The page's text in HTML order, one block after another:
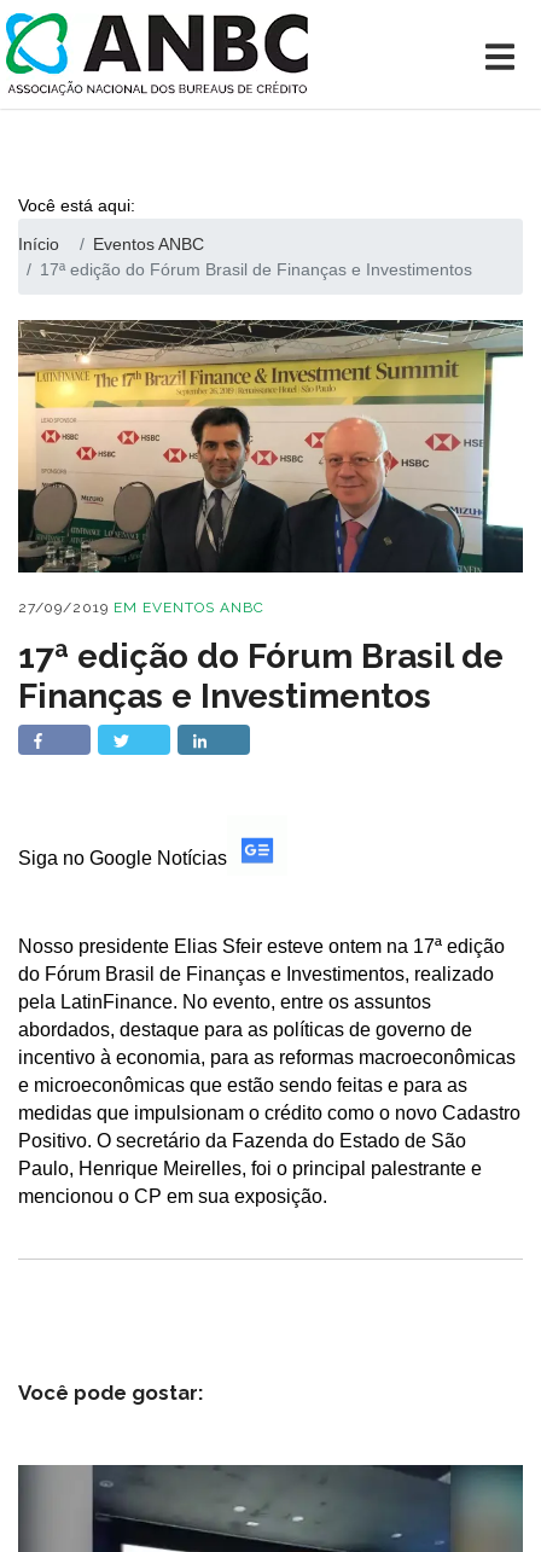
Você está aqui:
Início
Eventos ANBC
17ª edição do Fórum Brasil de Finanças e Investimentos
27/09/2019 EM EVENTOS ANBC
17ª edição do Fórum Brasil de
Finanças e Investimentos
Siga no Google Notícias
Nosso presidente Elias Sfeir esteve ontem na 17ª edição
do Fórum Brasil de Finanças e Investimentos, realizado
pela LatinFinance. No evento, entre os assuntos
abordados, destaque para as políticas de governo de
incentivo à economia, para as reformas macroeconômicas
e microeconômicas que estão sendo feitas e para as
medidas que impulsionam o crédito como o novo Cadastro
Positivo. O secretário da Fazenda do Estado de São
Paulo, Henrique Meirelles, foi o principal palestrante e
mencionou o CP em sua exposição.
Você pode gostar: